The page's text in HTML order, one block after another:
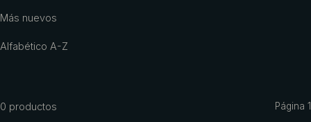
Benetton
Más nuevos
Alfabético A-Z
0 productos Página 1